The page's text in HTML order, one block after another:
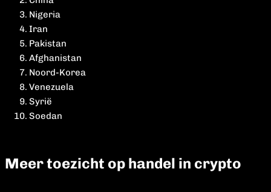
Nigeria
Iran
Pakistan
Afghanistan
Noord-Korea
Venezuela
Syrië
Soedan
Meer toezicht op handel in crypto